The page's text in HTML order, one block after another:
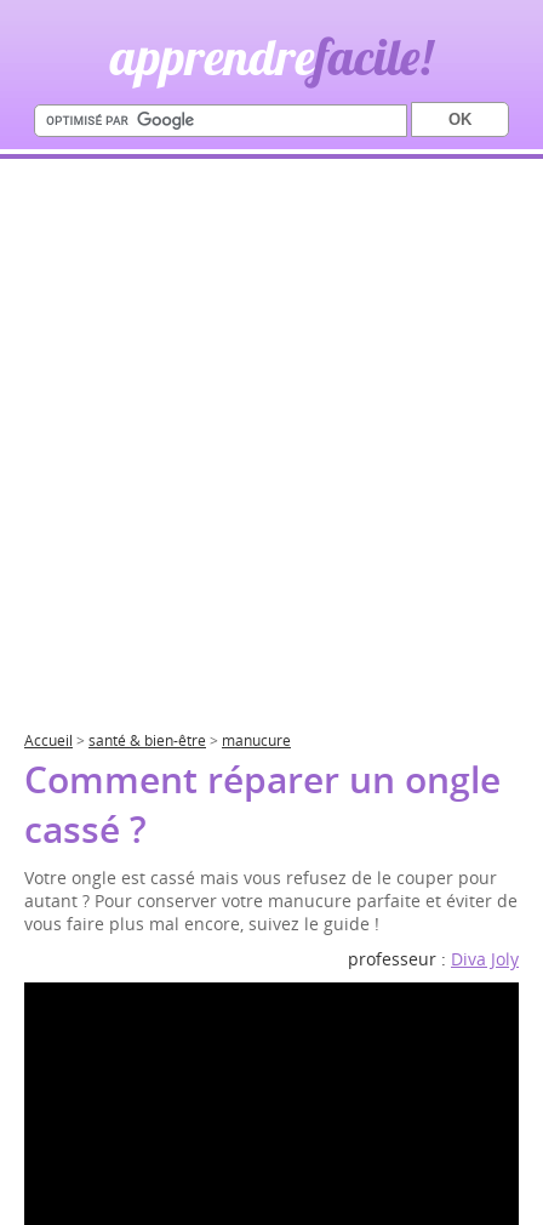
apprendrefacile!
Accueil > santé & bien-être > manucure
Comment réparer un ongle
cassé ?
Votre ongle est cassé mais vous refusez de le couper pour
autant ? Pour conserver votre manucure parfaite et éviter de
vous faire plus mal encore, suivez le guide !
professeur : Diva Joly